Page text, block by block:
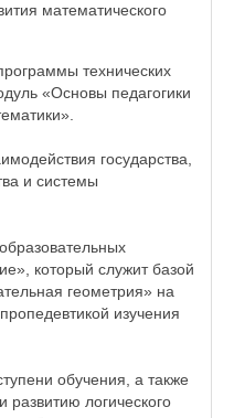
математического
технических
«Основы педагогики
государства,
и системы
который служит базой
геометрия» на
изучения
обучения, а также
логического